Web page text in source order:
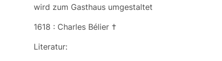
wird zum Gasthaus umgestaltet
1618 : Charles Bélier †
Literatur: